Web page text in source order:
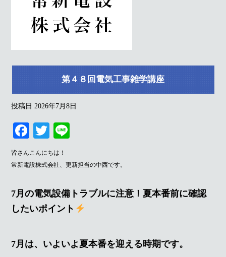
第４８回電気工事雑学講座
投稿日 2026年7月8日
Fa
ce
bo
T
wi
tte
皆さんこんにちは！
常新電設株式会社、更新担当の中西です。
7月の電気設備トラブルに注意！夏本番前に確認
したいポイント
7月は、いよいよ夏本番を迎える時期です。